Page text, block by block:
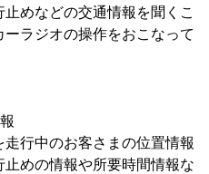
めなどの交通情報を聞くこ
ラジオの操作をおこなって
走行中のお客さまの位置情報
めの情報や所要時間情報な